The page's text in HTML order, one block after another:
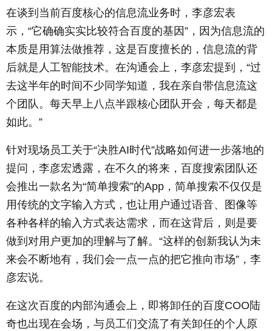
在谈到当前百度核心的信息流业务时，李彦宏表
示，“它确确实实比较符合百度的基因”，因为信息流的
本质是用算法做推荐，这是百度擅长的，信息流的背
后就是人工智能技术。在沟通会上，李彦宏提到，“过
去这半年的时间不少同学知道，我在亲自带信息流这
个团队。每天早上八点半跟核心团队开会，每天都是
如此。”
针对现场员工关于“决胜AI时代”战略如何进一步落地的
提问，李彦宏透露，在不久的将来，百度搜索团队还
会推出一款名为“简单搜索”的App，简单搜索不仅仅是
用传统的文字输入方式，也让用户通过语音、图像等
各种各样的输入方式表达需求，而在这背后，则是要
做到对用户更加的理解与了解。“这样的创新我认为未
来会不断地有，我们会一点一点的把它推向市场”，李
彦宏说。
在这次百度的内部沟通会上，即将卸任的百度COO陆
奇也出现在会场，与员工们交流了有关卸任的个人原